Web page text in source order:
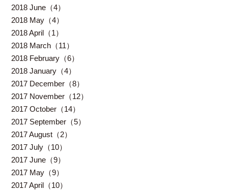
2018 June（4）
2018 May（4）
2018 April（1）
2018 March（11）
2018 February（6）
2018 January（4）
2017 December（8）
2017 November（12）
2017 October（14）
2017 September（5）
2017 August（2）
2017 July（10）
2017 June（9）
2017 May（9）
2017 April（10）